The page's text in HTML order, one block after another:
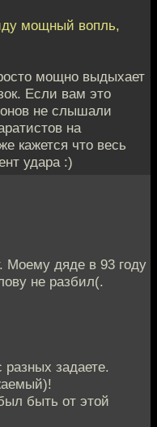
мощный вопль,
мощно выдыхает
Если вам это
не слышали
на
кажется что весь
удара :)
Моему дяде в 93 году
не разбил(.
задаете.
быть от этой